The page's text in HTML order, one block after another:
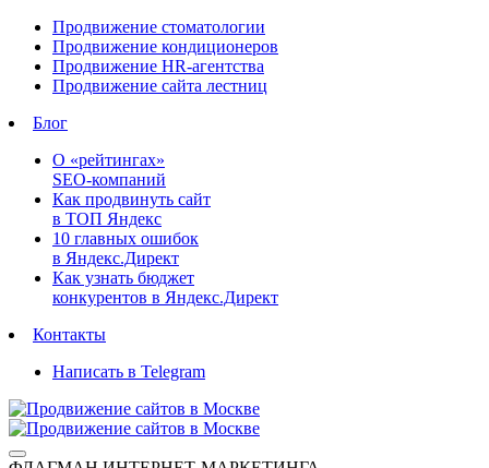
Продвижение стоматологии
Продвижение кондиционеров
Продвижение HR-агентства
Продвижение сайта лестниц
Блог
О «рейтингах»
SEO-компаний
Как продвинуть сайт
в ТОП Яндекс
10 главных ошибок
в Яндекс.Директ
Как узнать бюджет
конкурентов в Яндекс.Директ
Контакты
Написать в Telegram